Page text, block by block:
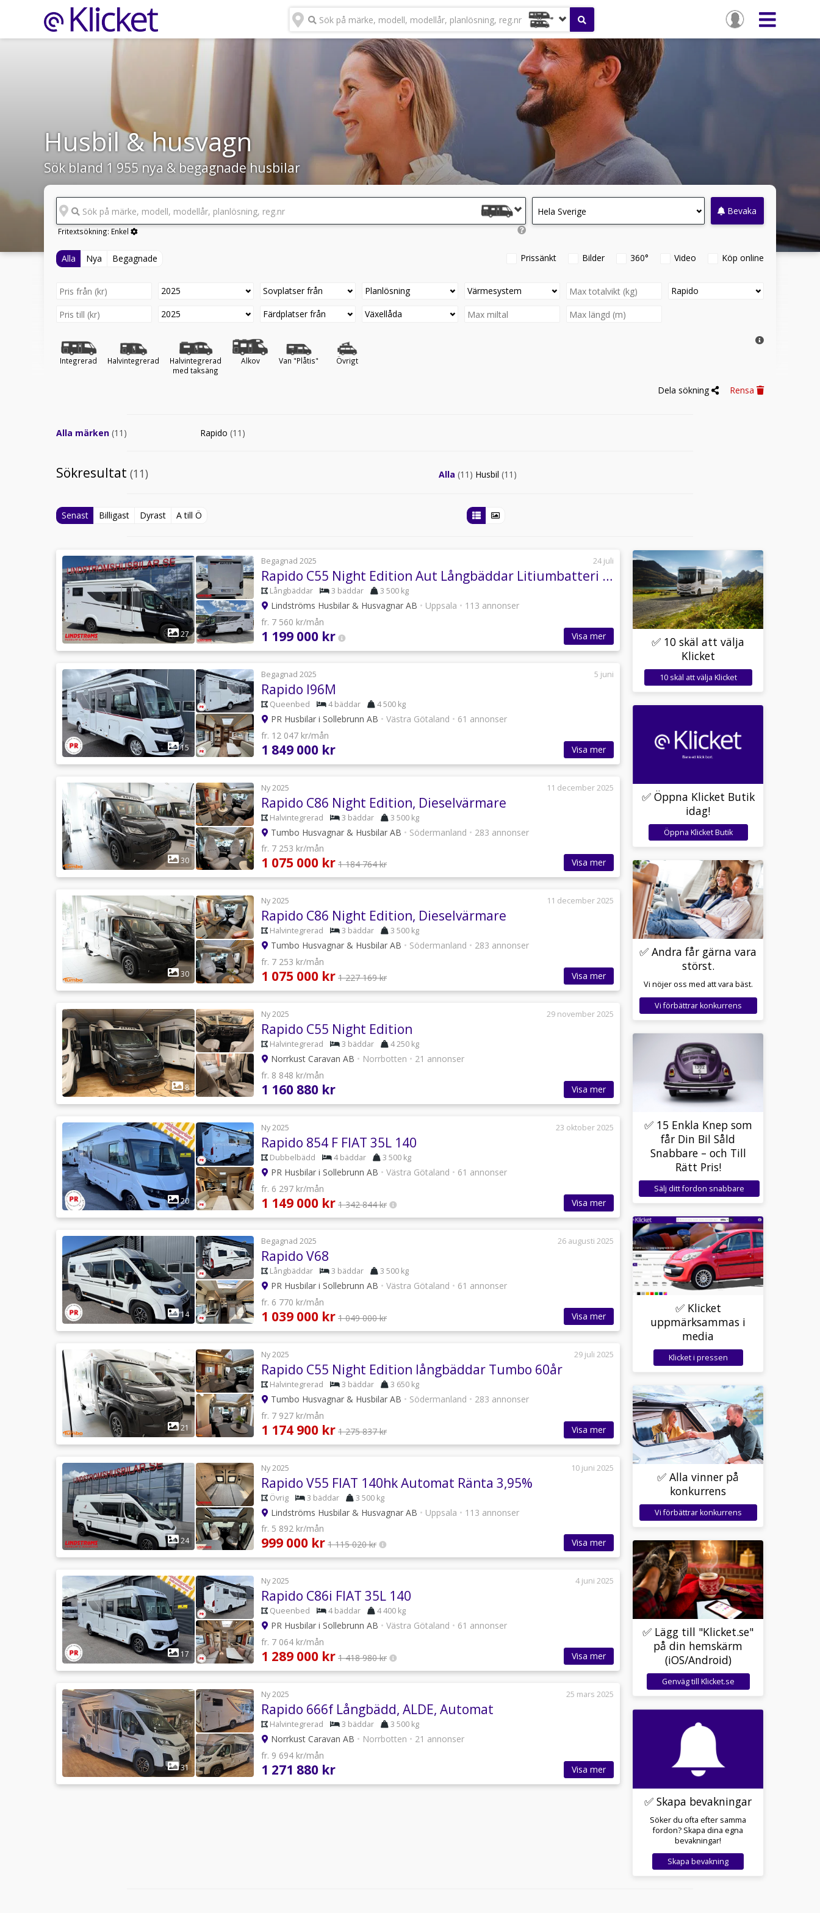
Sök på märke, modell, modellår, planlösning, reg.nr
Husbil & husvagn
Sök bland 1 955 nya & begagnade husbilar
Sök på märke, modell, modellår, planlösning, reg.nr
Fritextsökning: Enkel
Hela Sverige Bevaka
Alla Nya Begagnade Prissänkt Bilder 360° Video Köp online
2025
2025
Sovplatser från
Färdplatser från
Planlösning
Växellåda
Värmesystem Rapido
Integrerad Halvintegrerad
Halvintegrerad
med taksäng
Alkov Van "Plåtis" Övrigt
Dela sökning Rensa
Alla märken (11) Rapido (11)
Sökresultat (11) Alla (11) Husbil (11)
Senast Billigast Dyrast A till Ö
27
Begagnad 2025 24 juli
Rapido C55 Night Edition Aut Långbäddar Litiumbatteri 270Ah
Långbäddar 3 bäddar 3 500 kg
Lindströms Husbilar & Husvagnar AB • Uppsala • 113 annonser
fr. 7 560 kr/mån
1 199 000 kr Visa mer
15
Begagnad 2025 5 juni
Rapido I96M
Queenbed 4 bäddar 4 500 kg
PR Husbilar i Sollebrunn AB • Västra Götaland • 61 annonser
fr. 12 047 kr/mån
1 849 000 kr Visa mer
30
Ny 2025 11 december 2025
Rapido C86 Night Edition, Dieselvärmare
Halvintegrerad 3 bäddar 3 500 kg
Tumbo Husvagnar & Husbilar AB • Södermanland • 283 annonser
fr. 7 253 kr/mån
1 075 000 kr 1 184 764 kr Visa mer
30
Ny 2025 11 december 2025
Rapido C86 Night Edition, Dieselvärmare
Halvintegrerad 3 bäddar 3 500 kg
Tumbo Husvagnar & Husbilar AB • Södermanland • 283 annonser
fr. 7 253 kr/mån
1 075 000 kr 1 227 169 kr Visa mer
8
Ny 2025 29 november 2025
Rapido C55 Night Edition
Halvintegrerad 3 bäddar 4 250 kg
Norrkust Caravan AB • Norrbotten • 21 annonser
fr. 8 848 kr/mån
1 160 880 kr Visa mer
20
Ny 2025 23 oktober 2025
Rapido 854 F FIAT 35L 140
Dubbelbädd 4 bäddar 3 500 kg
PR Husbilar i Sollebrunn AB • Västra Götaland • 61 annonser
fr. 6 297 kr/mån
1 149 000 kr 1 342 844 kr Visa mer
14
Begagnad 2025 26 augusti 2025
Rapido V68
Långbäddar 3 bäddar 3 500 kg
PR Husbilar i Sollebrunn AB • Västra Götaland • 61 annonser
fr. 6 770 kr/mån
1 039 000 kr 1 049 000 kr Visa mer
21
Ny 2025 29 juli 2025
Rapido C55 Night Edition långbäddar Tumbo 60år
Halvintegrerad 3 bäddar 3 650 kg
Tumbo Husvagnar & Husbilar AB • Södermanland • 283 annonser
fr. 7 927 kr/mån
1 174 900 kr 1 275 837 kr Visa mer
24
Ny 2025 10 juni 2025
Rapido V55 FIAT 140hk Automat Ränta 3,95%
Övrig 3 bäddar 3 500 kg
Lindströms Husbilar & Husvagnar AB • Uppsala • 113 annonser
fr. 5 892 kr/mån
999 000 kr 1 115 020 kr Visa mer
17
Ny 2025 4 juni 2025
Rapido C86i FIAT 35L 140
Queenbed 4 bäddar 4 400 kg
PR Husbilar i Sollebrunn AB • Västra Götaland • 61 annonser
fr. 7 064 kr/mån
1 289 000 kr 1 418 980 kr Visa mer
31
Ny 2025 25 mars 2025
Rapido 666f Långbädd, ALDE, Automat
Halvintegrerad 3 bäddar 3 500 kg
Norrkust Caravan AB • Norrbotten • 21 annonser
fr. 9 694 kr/mån
1 271 880 kr Visa mer
✅ 10 skäl att välja
Klicket
10 skäl att välja Klicket
✅ Öppna Klicket Butik
idag!
Öppna Klicket Butik
✅ Andra får gärna vara
störst.
Vi nöjer oss med att vara bäst.
Vi förbättrar konkurrens
✅ 15 Enkla Knep som
får Din Bil Såld
Snabbare – och Till
Rätt Pris!
Sälj ditt fordon snabbare
✅ Klicket
uppmärksammas i
media
Klicket i pressen
✅ Alla vinner på
konkurrens
Vi förbättrar konkurrens
✅ Lägg till "Klicket.se"
på din hemskärm
(iOS/Android)
Genväg till Klicket.se
✅ Skapa bevakningar
Söker du ofta efter samma
fordon? Skapa dina egna
bevakningar!
Skapa bevakning